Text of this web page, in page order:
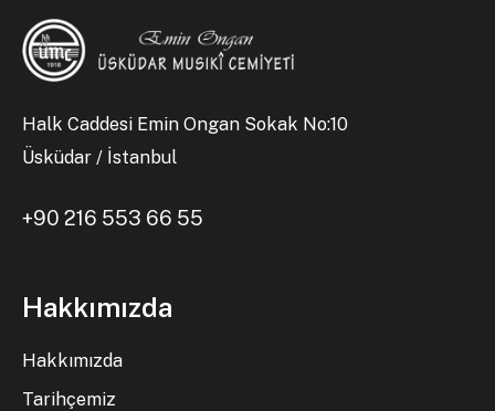
Halk Caddesi Emin Ongan Sokak No:10
Üsküdar / İstanbul
+90 216 553 66 55
Hakkımızda
Hakkımızda
Tarihçemiz